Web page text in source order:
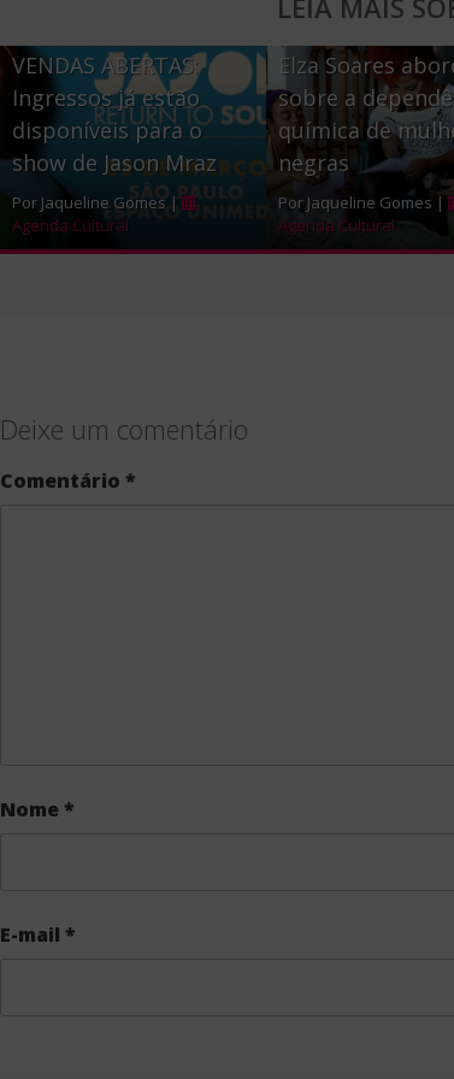
LEIA MAIS
VENDAS ABERTAS:
Ingressos já estão
disponíveis para o
show de Jason Mraz
Por Jaqueline Gomes |
Agenda Cultural
Elza Soares
sobre a
química de
negras
Por Jaqueline Gomes |
Agenda Cultural
Deixe um comentário
Comentário *
Nome*
E-mail *